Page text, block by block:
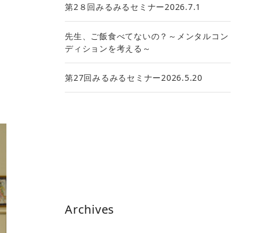
第2８回みるみるセミナー2026.7.1
先生、ご飯食べてないの？～メンタルコン
ディションを考える～
第27回みるみるセミナー2026.5.20
Archives